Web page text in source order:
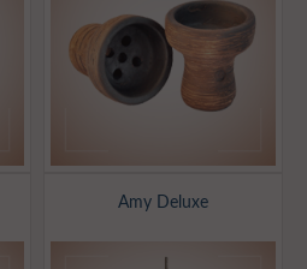
Amy Deluxe